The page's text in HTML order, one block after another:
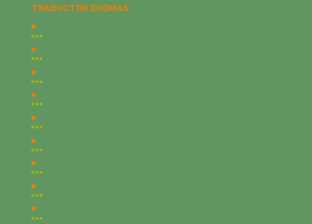
TRADUCTOR IDIOMAS: